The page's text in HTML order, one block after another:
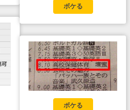
ボケる
ボケる